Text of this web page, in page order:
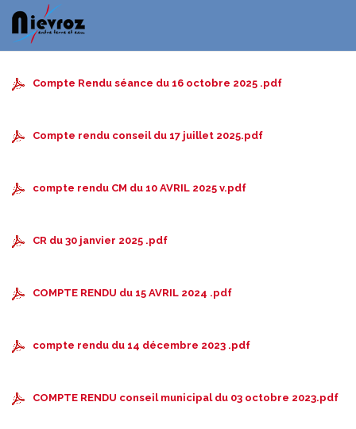
Compte Rendu séance du 16 octobre 2025 .pdf
Compte rendu conseil du 17 juillet 2025.pdf
compte rendu CM du 10 AVRIL 2025 v.pdf
CR du 30 janvier 2025 .pdf
COMPTE RENDU du 15 AVRIL 2024 .pdf
compte rendu du 14 décembre 2023 .pdf
COMPTE RENDU conseil municipal du 03 octobre 2023.pdf